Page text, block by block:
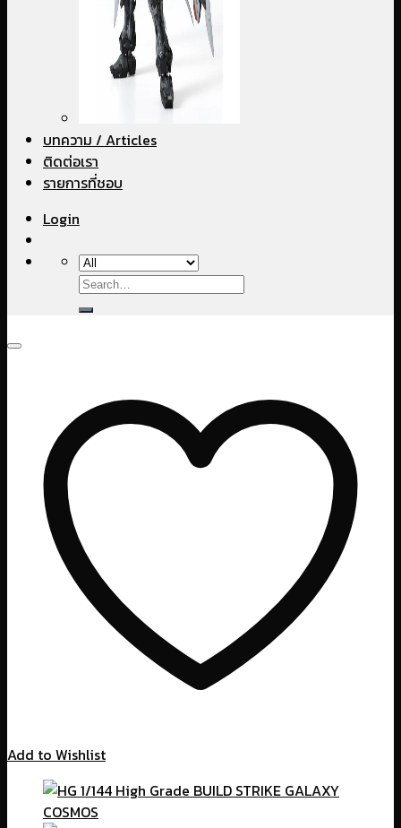
บทความ / Articles
ติดต่อเรา
รายการที่ชอบ
Login
Search
for:
Add to Wishlist